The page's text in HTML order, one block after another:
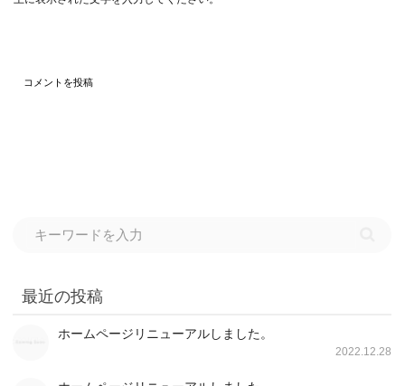
最近の投稿
ホームページリニューアルしました。
2022.12.28